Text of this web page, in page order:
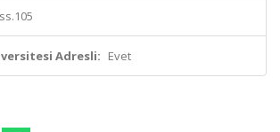
ss.105
Adresli: Evet